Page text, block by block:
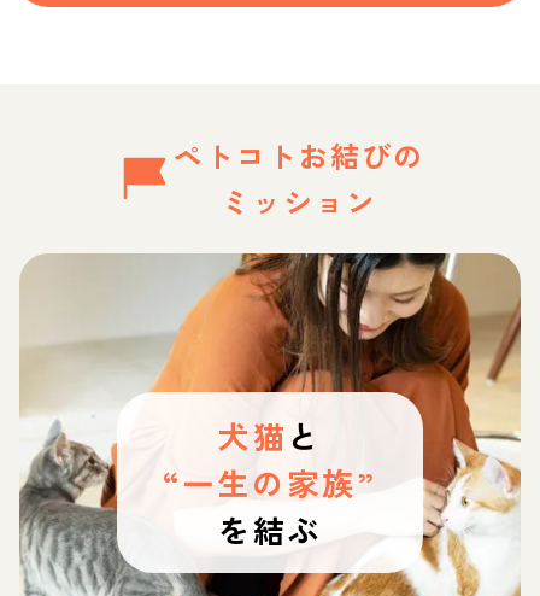
ペトコトお結びの
ミッション
犬猫 と
“一生の家族”
を結ぶ